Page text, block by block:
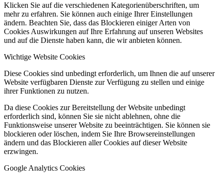
Klicken Sie auf die verschiedenen Kategorienüberschriften, um
mehr zu erfahren. Sie können auch einige Ihrer Einstellungen
ändern. Beachten Sie, dass das Blockieren einiger Arten von
Cookies Auswirkungen auf Ihre Erfahrung auf unseren Websites
und auf die Dienste haben kann, die wir anbieten können.
Wichtige Website Cookies
Diese Cookies sind unbedingt erforderlich, um Ihnen die auf unserer
Website verfügbaren Dienste zur Verfügung zu stellen und einige
ihrer Funktionen zu nutzen.
Da diese Cookies zur Bereitstellung der Website unbedingt
erforderlich sind, können Sie sie nicht ablehnen, ohne die
Funktionsweise unserer Website zu beeinträchtigen. Sie können sie
blockieren oder löschen, indem Sie Ihre Browsereinstellungen
ändern und das Blockieren aller Cookies auf dieser Website
erzwingen.
Google Analytics Cookies